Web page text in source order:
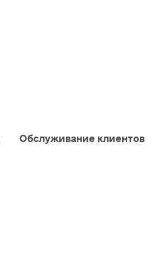
Обслуживание клиентов